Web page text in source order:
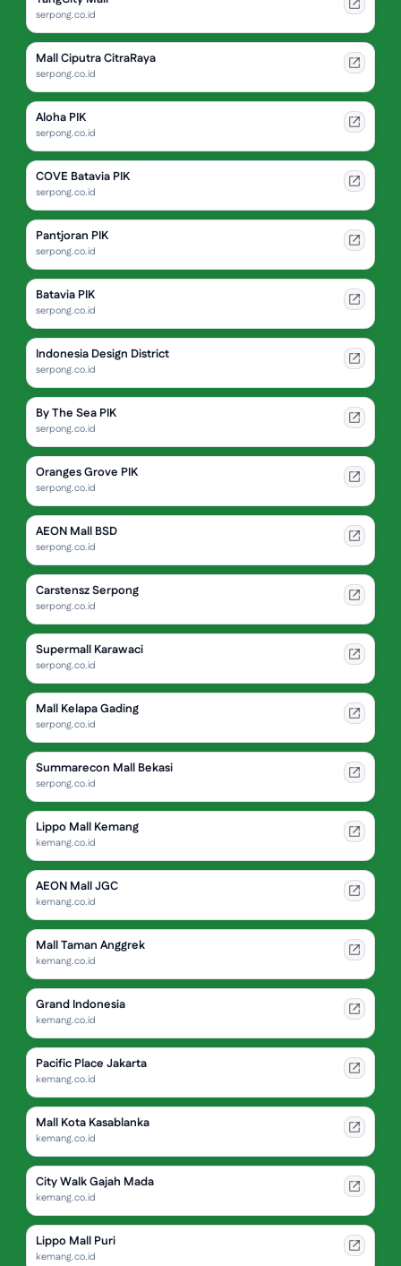
serpong.co.id
Mall Ciputra CitraRaya
serpong.co.id
Aloha PIK
serpong.co.id
COVE Batavia PIK
serpong.co.id
Pantjoran PIK
serpong.co.id
Batavia PIK
serpong.co.id
Indonesia Design District
serpong.co.id
By The Sea PIK
serpong.co.id
Oranges Grove PIK
serpong.co.id
AEON Mall BSD
serpong.co.id
Carstensz Serpong
serpong.co.id
Supermall Karawaci
serpong.co.id
Mall Kelapa Gading
serpong.co.id
Summarecon Mall Bekasi
serpong.co.id
Lippo Mall Kemang
kemang.co.id
AEON Mall JGC
kemang.co.id
Mall Taman Anggrek
kemang.co.id
Grand Indonesia
kemang.co.id
Pacific Place Jakarta
kemang.co.id
Mall Kota Kasablanka
kemang.co.id
City Walk Gajah Mada
kemang.co.id
Lippo Mall Puri
kemang.co.id